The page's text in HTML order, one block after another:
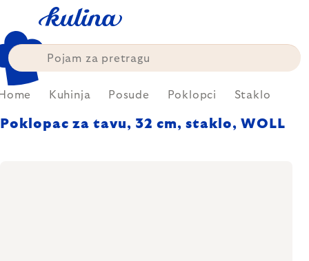
content
Kuhinja Posude Poklopci Staklo
Poklopac za tavu, 32 cm, staklo, WOLL